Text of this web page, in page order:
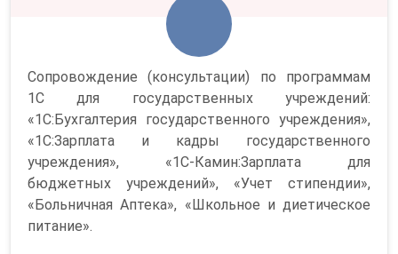
Сопровождение (консультации) по программам
1С для государственных учреждений:
«1С:Бухгалтерия государственного учреждения»,
«1С:Зарплата и кадры государственного
учреждения», «1С-Камин:Зарплата для
бюджетных учреждений», «Учет стипендии»,
«Больничная Аптека», «Школьное и диетическое
питание».